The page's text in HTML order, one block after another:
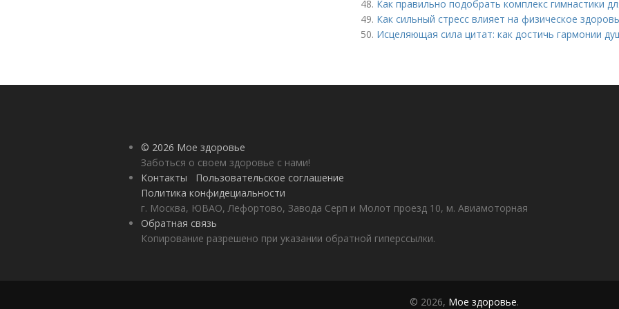
48. Как правильно подобрать комплекс гимнастики
49. Как сильный стресс влияет на физическое
50. Исцеляющая сила цитат: как достичь гармонии
© 2026 Мое здоровье
Заботься о своем здоровье с нами!
Контакты
Пользовательское соглашение
Политика конфидециальности
г. Москва, ЮВАО, Лефортово, Завода Серп и Молот проезд 10, м. Авиамоторная
Обратная связь
Копирование разрешено при указании обратной гиперссылки.
© 2026, Мое здоровье.